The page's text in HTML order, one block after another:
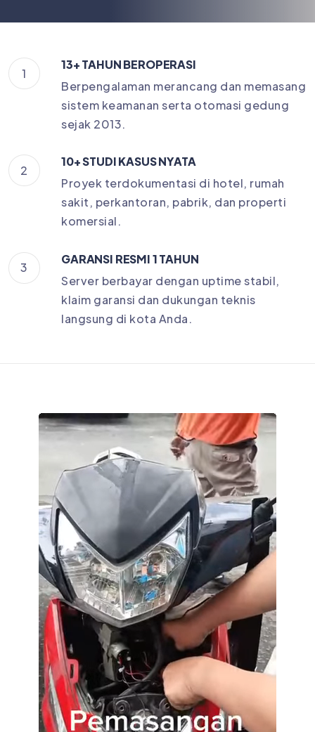
1
13+ TAHUN BEROPERASI
Berpengalaman merancang dan memasang
sistem keamanan serta otomasi gedung
sejak 2013.
2
10+ STUDI KASUS NYATA
Proyek terdokumentasi di hotel, rumah
sakit, perkantoran, pabrik, dan properti
komersial.
3
GARANSI RESMI 1 TAHUN
Server berbayar dengan uptime stabil,
klaim garansi dan dukungan teknis
langsung di kota Anda.